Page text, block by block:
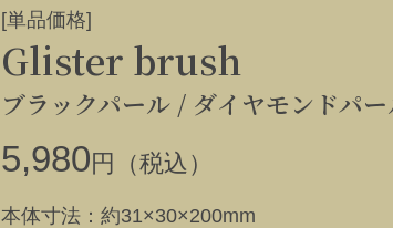
[単品価格]
Glister brush
ブラックパール / ダイヤモンドパ
5,980 円（税込）
本体寸法：約31×30×200mm